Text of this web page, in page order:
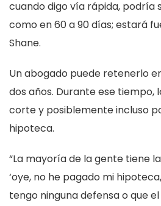
cuando digo vía rápida, podría
como en 60 a 90 días; estará
Shane.
Un abogado puede retenerlo
dos años. Durante ese tiempo,
corte y posiblemente incluso
hipoteca.
“La mayoría de la gente tiene
‘oye, no he pagado mi
tengo ninguna defensa o que